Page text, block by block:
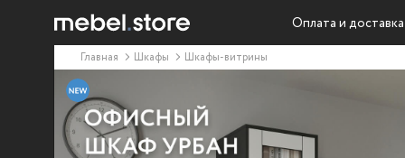
Оплата и доставка
Главная Шкафы Шкафы-витрины